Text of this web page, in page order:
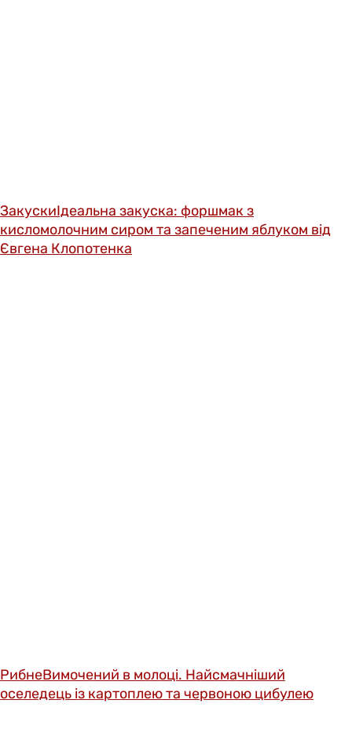
ЗакускиІдеальна закуска: форшмак з
кисломолочним сиром та запеченим яблуком від
Євгена Клопотенка
РибнеВимочений в молоці. Найсмачніший
оселедець із картоплею та червоною цибулею